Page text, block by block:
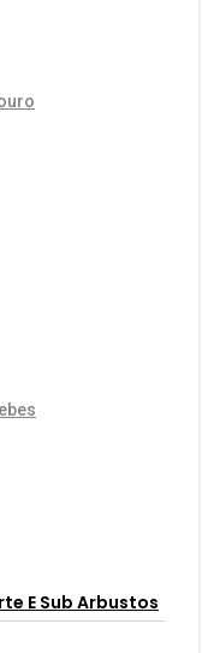
E Sub Arbustos